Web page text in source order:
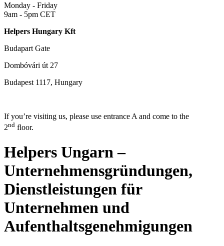
Monday - Friday
9am - 5pm CET
Helpers Hungary Kft
Budapart Gate
Dombóvári út 27
Budapest 1117, Hungary
If you’re visiting us, please use entrance A and come to the
2nd floor.
Helpers Ungarn –
Unternehmensgründungen,
Dienstleistungen für
Unternehmen und
Aufenthaltsgenehmigungen